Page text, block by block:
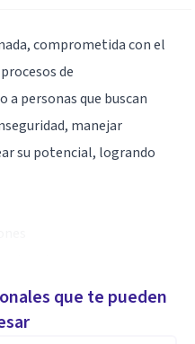
comprometida con el
de
personas que buscan
manejar
su potencial, logrando
relaciones
en su camino personal y
que te pueden